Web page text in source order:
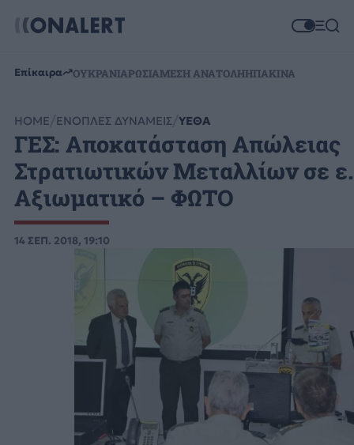
Επίκαιρα ΟΥΚΡΑΝΙΑΡΩΣΙΑΜΕΣΗ ΑΝΑΤΟΛΗΗΠΑΚΙΝΑ
HOME ΕΝΟΠΛΕΣ ΔΥΝΑΜΕΙΣ ΥΕΘΑ
ΓΕΣ: Αποκατάσταση Απώλειας
Στρατιωτικών Μεταλλίων σε
Αξιωματικό – ΦΩΤΟ
14 ΣΕΠ. 2018, 19:10